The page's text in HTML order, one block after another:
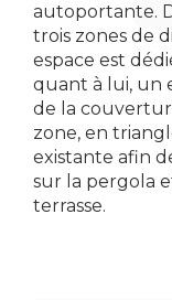
autoportante.
trois zones de
espace est
quant à lui, un
de la
zone, en
existante afin
sur la pergola
terrasse.